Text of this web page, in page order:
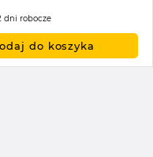
dni robocze
do koszyka